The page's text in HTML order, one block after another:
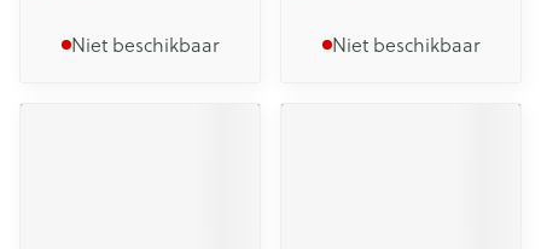
Niet beschikbaar Niet beschikbaar